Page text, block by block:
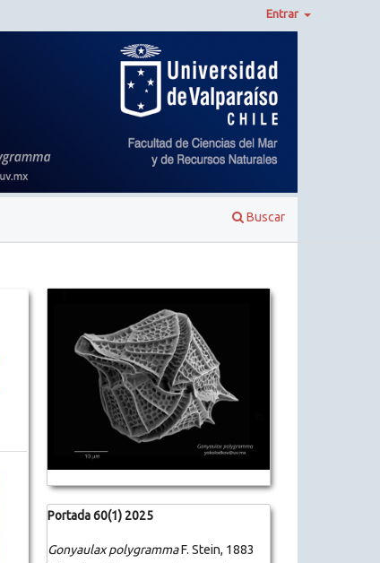
Buscar
Entrar
Portada 60(1) 2025
Gonyaulax polygrammaF. Stein, 1883